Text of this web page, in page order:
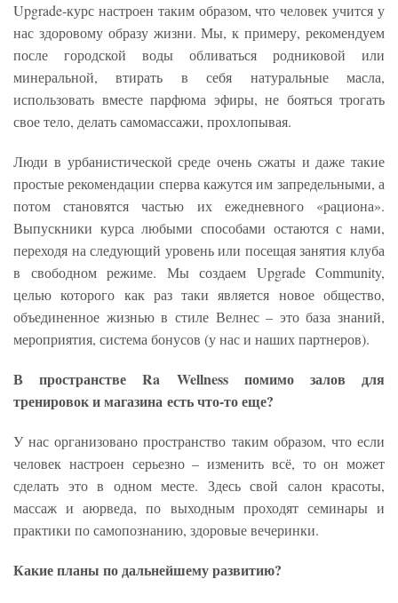
Upgrade-курс настроен таким образом, что человек учится у
нас здоровому образу жизни. Мы, к примеру, рекомендуем
после городской воды обливаться родниковой или
минеральной, втирать в себя натуральные масла,
использовать вместе парфюма эфиры, не бояться трогать
свое тело, делать самомассажи, прохлопывая.
Люди в урбанистической среде очень сжаты и даже такие
простые рекомендации сперва кажутся им запредельными, а
потом становятся частью их ежедневного «рациона».
Выпускники курса любыми способами остаются с нами,
переходя на следующий уровень или посещая занятия клуба
в свободном режиме. Мы создаем Upgrade Community,
целью которого как раз таки является новое общество,
объединенное жизнью в стиле Велнес – это база знаний,
мероприятия, система бонусов (у нас и наших партнеров).
В пространстве Ra Wellness помимо залов для
тренировок и магазина есть что-то еще?
У нас организовано пространство таким образом, что если
человек настроен серьезно – изменить всё, то он может
сделать это в одном месте. Здесь свой салон красоты,
массаж и аюрведа, по выходным проходят семинары и
практики по самопознанию, здоровые вечеринки.
Какие планы по дальнейшему развитию?